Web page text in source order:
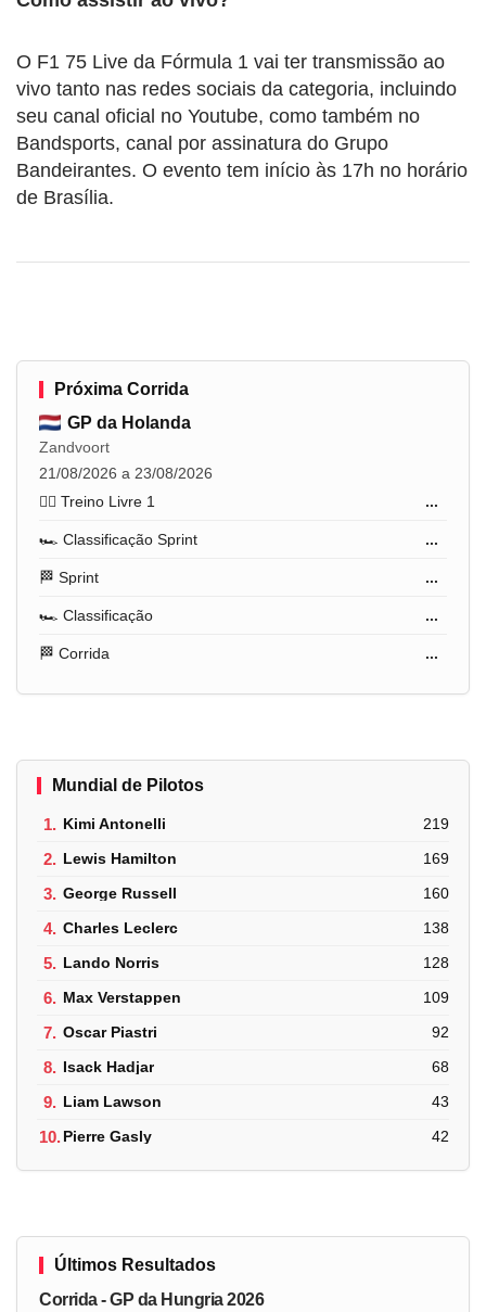
O F1 75 Live da Fórmula 1 vai ter transmissão ao
vivo tanto nas redes sociais da categoria, incluindo
seu canal oficial no Youtube, como também no
Bandsports, canal por assinatura do Grupo
Bandeirantes. O evento tem início às 17h no horário
de Brasília.
Próxima Corrida
GP da Holanda
Zandvoort
21/08/2026 a 23/08/2026
🏋️‍♂️ Treino Livre 1
...
🏎️ Classificação Sprint ...
🏁 Sprint ...
🏎️ Classificação ...
🏁 Corrida ...
Mundial de Pilotos
1. Kimi Antonelli 219
2. Lewis Hamilton 169
3. George Russell 160
4. Charles Leclerc 138
5. Lando Norris 128
6. Max Verstappen 109
7. Oscar Piastri 92
8. Isack Hadjar 68
9. Liam Lawson 43
10.Pierre Gasly 42
Últimos Resultados
Corrida - GP da Hungria 2026